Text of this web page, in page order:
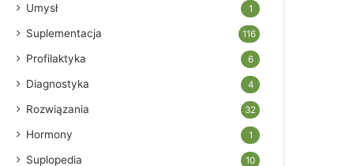
Umysł 1
Suplementacja 116
Profilaktyka 6
Diagnostyka 4
Rozwiązania 32
Hormony 1
Suplopedia 10